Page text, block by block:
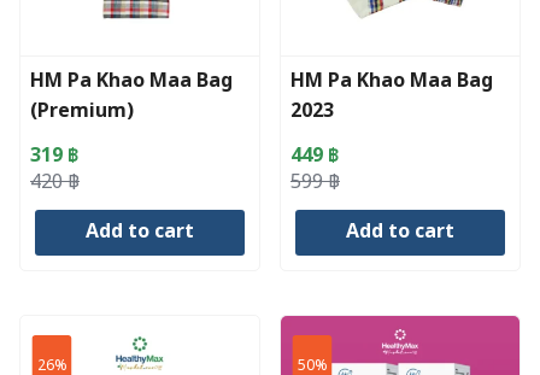
HM Pa Khao Maa Bag
(Premium)
420฿
Original
price
319 ฿
Current
price
Add to cart
HM Pa Khao Maa Bag
2023
599฿
Original
price
449 ฿
Current
price
Add to cart
26% 50%